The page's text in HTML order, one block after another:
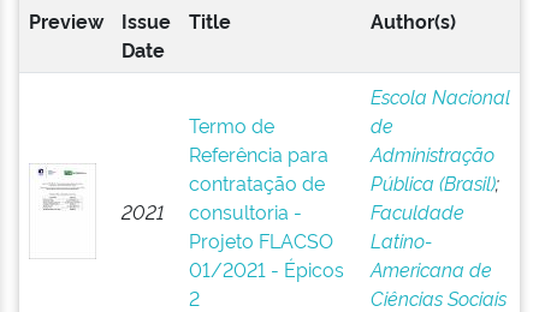
Preview
Issue
Date
Title Author(s)
2021
Termo de
Referência para
contratação de
consultoria -
Projeto FLACSO
01/2021 - Épicos
2
Escola Nacional
de
Administração
Pública (Brasil);
Faculdade
Latino-
Americana de
Ciências Sociais